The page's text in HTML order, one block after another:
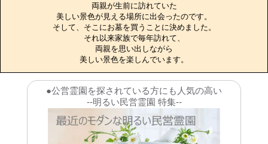
両親が生前に訪れていた
美しい景色が見える場所に出会ったのです。
そして、そこにお墓を買うことに決めました。
それ以来家族で毎年訪れて、
両親を思い出しながら
美しい景色を楽しんでいます。
●公営霊園を探されている方にも人気の高い
--明るい民営霊園 特集--